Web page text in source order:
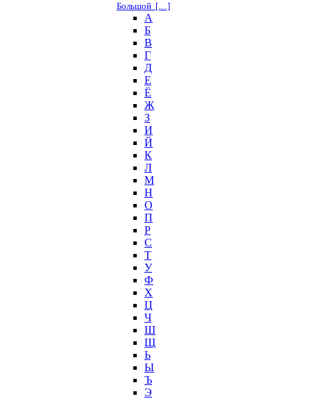
Большой […]
А
Б
В
Г
Д
Е
Ё
Ж
З
И
Й
К
Л
М
Н
О
П
Р
С
Т
У
Ф
Х
Ц
Ч
Ш
Щ
Ь
Ы
Ъ
Э